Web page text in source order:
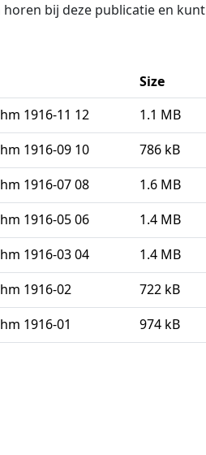
bij deze publicatie en kunt
Size
1916-11 12
1.1 MB
1916-09 10
786 kB
1916-07 08
1.6 MB
1916-05 06
1.4 MB
1916-03 04
1.4 MB
1916-02
722 kB
1916-01
974 kB